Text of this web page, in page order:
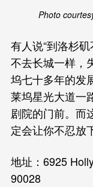
Photo
有人说“到洛杉
不去长城一样，
坞七十多年的发
莱坞星光大道一
剧院的门前。而
定会让你不忍放
地址：6925
90028